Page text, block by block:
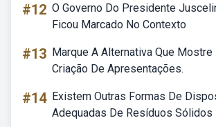
#12 O Governo Do Presidente
Ficou Marcado No Contexto
#13 Marque A Alternativa Que
Criação De Apresentações.
#14 Existem Outras Formas De
Adequadas De Resíduos Sólidos